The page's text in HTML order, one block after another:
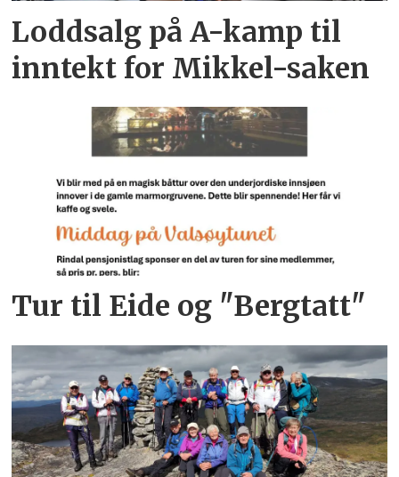
Loddsalg på A-kamp til
inntekt for Mikkel-saken
Tur til Eide og "Bergtatt"